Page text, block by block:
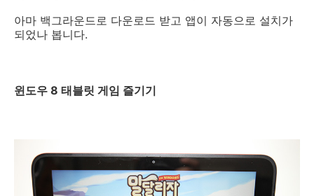
아마 백그라운드로 다운로드 받고 앱이 자동으로 설치가
되었나 봅니다.
윈도우 8 태블릿 게임 즐기기